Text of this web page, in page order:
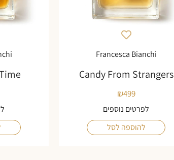
Francesca Bianchi
Candy From Strangers
₪499
לפרטים נוספים
להוספה לסל